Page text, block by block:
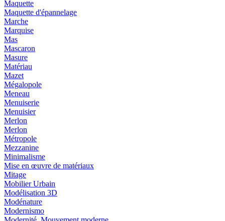
Maquette
Maquette d'épannelage
Marche
Marquise
Mas
Mascaron
Masure
Matériau
Mazet
Mégalopole
Meneau
Menuiserie
Menuisier
Merlon
Merlon
Métropole
Mezzanine
Minimalisme
Mise en œuvre de matériaux
Mitage
Mobilier Urbain
Modélisation 3D
Modénature
Modernismo